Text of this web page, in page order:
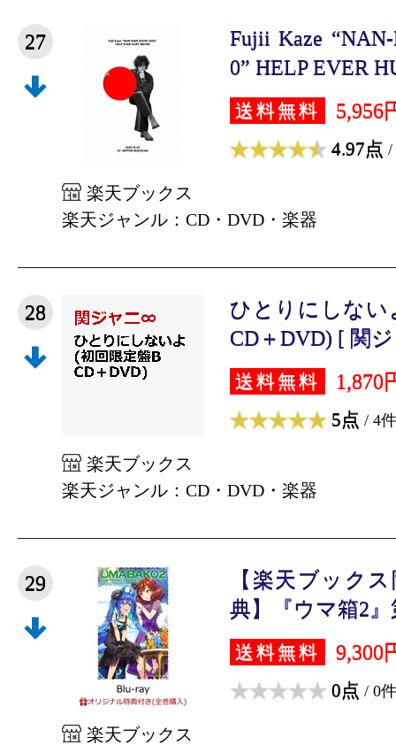
27
Fujii Kaze
0” HELP EVER
送料無料 5,956
4.97点 /
楽天ブックス
楽天ジャンル：CD・DVD・楽器
28
ひとりにしない
CD＋DVD) [ 関
送料無料 1,870
5点 / 4件
楽天ブックス
楽天ジャンル：CD・DVD・楽器
29
【楽天ブック
典】『ウマ箱2
送料無料 9,300
0点 / 0件
楽天ブックス